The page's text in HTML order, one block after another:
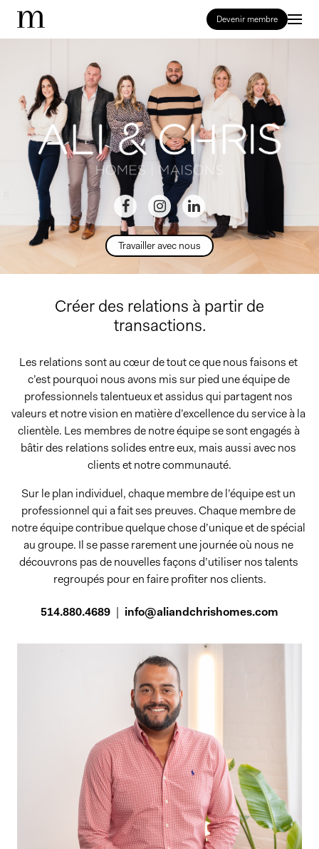
Devenir membre
Travailler avec nous
Créer des relations à partir de
transactions.
Les relations sont au cœur de tout ce que nous faisons et
c’est pourquoi nous avons mis sur pied une équipe de
professionnels talentueux et assidus qui partagent nos
valeurs et notre vision en matière d’excellence du service à la
clientèle. Les membres de notre équipe se sont engagés à
bâtir des relations solides entre eux, mais aussi avec nos
clients et notre communauté.
Sur le plan individuel, chaque membre de l’équipe est un
professionnel qui a fait ses preuves. Chaque membre de
notre équipe contribue quelque chose d’unique et de spécial
au groupe. Il se passe rarement une journée où nous ne
découvrons pas de nouvelles façons d’utiliser nos talents
regroupés pour en faire profiter nos clients.
514.880.4689 | info@aliandchrishomes.com